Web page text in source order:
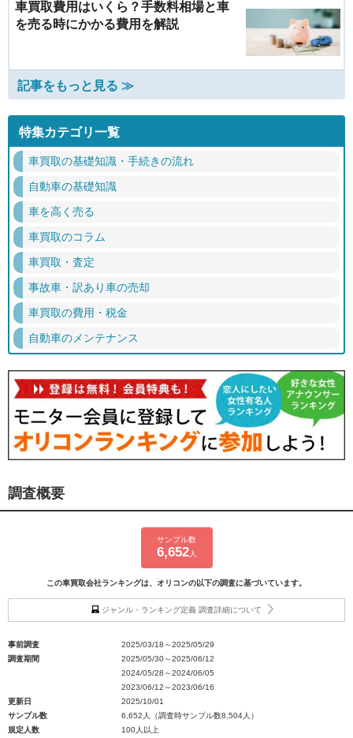
車買取費用はいくら？手数料相場と車
を売る時にかかる費用を解説
記事をもっと見る ≫
特集カテゴリ一覧
車買取の基礎知識・手続きの流れ
自動車の基礎知識
車を高く売る
車買取のコラム
車買取・査定
事故車・訳あり車の売却
車買取の費用・税金
自動車のメンテナンス
調査概要
サンプル数
6,652人
この車買取会社ランキングは、オリコンの以下の調査に基づいています。
ジャンル・ランキング定義 調査詳細について
事前調査
2025/03/18～2025/05/29
調査期間
2025/05/30～2025/06/12
2024/05/28～2024/06/05
2023/06/12～2023/06/16
更新日
2025/10/01
サンプル数
6,652人（調査時サンプル数8,504人）
規定人数
100人以上